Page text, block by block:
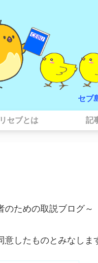
セブ
リセブとは 記
のための取説ブログ～
したものとみなしま